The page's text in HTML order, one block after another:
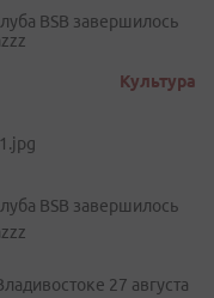
BSB завершилось
Культура
BSB завершилось
27 августа